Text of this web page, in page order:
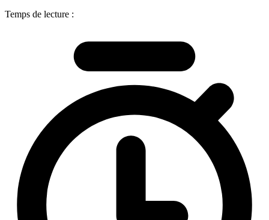
Temps de lecture :